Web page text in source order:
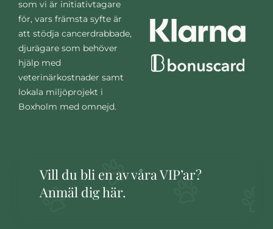
som vi är initiativtagare
för, vars främsta syfte är
att stödja cancerdrabbade,
djurägare som behöver
hjälp med
veterinärkostnader samt
lokala miljöprojekt i
Boxholm med omnejd.
Vill du bli en av våra VIP’ar?
Anmäl dig här.